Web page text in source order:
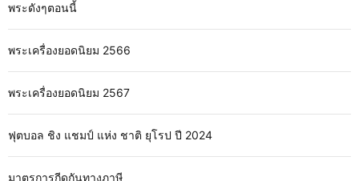
พระดังๆตอนนี้
พระเครื่องยอดนิยม 2566
พระเครื่องยอดนิยม 2567
ฟุตบอล ชิง แชมป์ แห่ง ชาติ ยุโรป ปี 2024
มาตรการกีดกันทางภาษี